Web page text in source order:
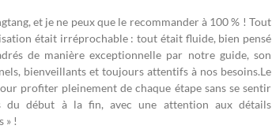
et je ne peux que le recommander à 100 % ! Tout
était irréprochable : tout était fluide, bien pensé
de manière exceptionnelle par notre guide, son
bienveillants et toujours attentifs à nos besoins.Le
profiter pleinement de chaque étape sans se sentir
du début à la fin, avec une attention aux détails
» !